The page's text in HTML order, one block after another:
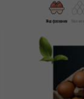
Яйцо фасованное